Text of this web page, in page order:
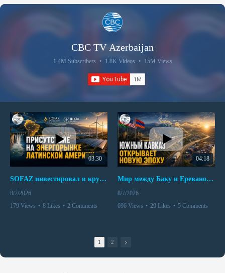
CBC TV Azerbaijan
1.4M Subscribers • 1.8K Videos • 15M Views
03:30
SOFAZ инвестировал в крупнейшего независимого производителя электроэнергии Перу
8/7/2026
179 Views • 8 Likes • 2 Comments
04:18
Мир между Баку и Ереваном запускает крупные логистические проекты
8/7/2026
696 Views • 29 Likes • 5 Comments
1 2